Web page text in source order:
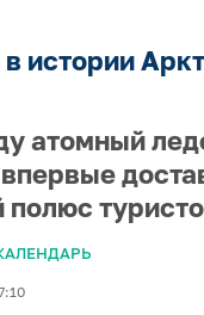
истории
атомный